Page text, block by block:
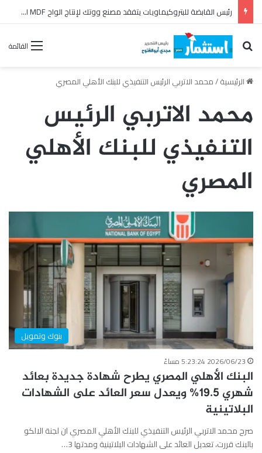
وزير البترول يتابع من مركز التحكم القومي في شبكة الغاز انتظام تأمين إمدادات الطاقة
القائمة بحث عن
الرئيسية/محمد الاتربي الرئيس التنفيذي للبنك الأهلي المصري
محمد الاتربي الرئيس
التنفيذي للبنك الأهلي
المصري
بنوك وتمويل
2026/06/23 5:23:24 مساءً
البنك الأهلي المصري يطرح شهادة جديدة بعائد
شهري 19.5% ويعدل سعر العائد على الشهادات
البلاتينية
صرح محمد الاتربي الرئيس التنفيذي للبنك الأهلي المصري ان لجنة الالكو
بالبنك قررت، تعديل العائد على الشهادات البلاتينية ومدتها 3…